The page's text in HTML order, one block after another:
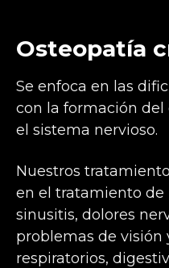
Osteopatía
Se enfoca en las
con la formación del
el sistema nervioso.
Nuestros
en el tratamiento de
sinusitis, dolores
problemas de visión
respiratorios,